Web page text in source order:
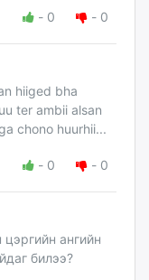
- 0 - 0
hiiged bha
ter ambii alsan
chono huurhii...
- 0 - 0
ангийн
билээ?